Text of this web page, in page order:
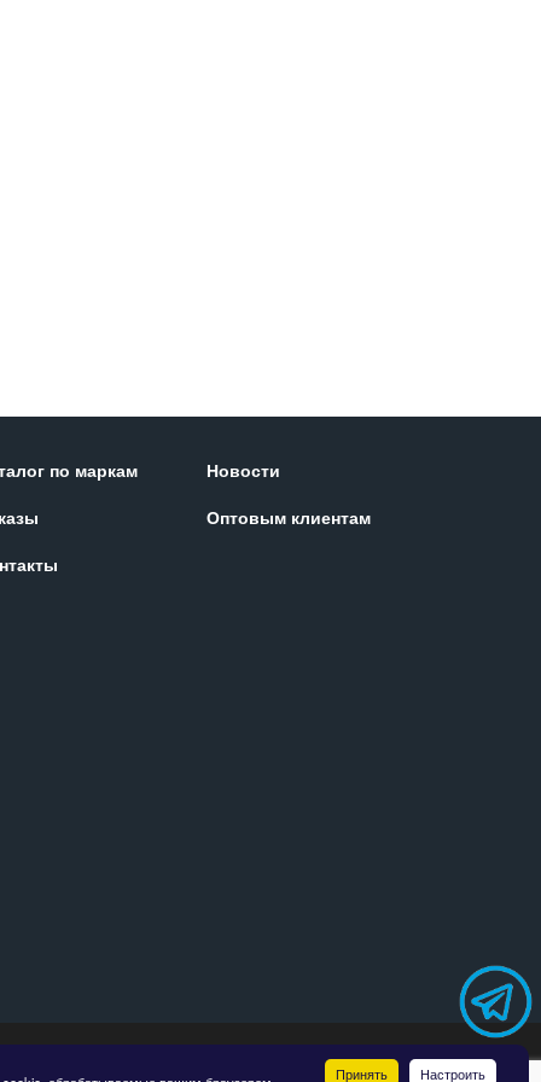
по маркам
Новости
Оптовым клиентам
у менеджеров.
Принять Настроить